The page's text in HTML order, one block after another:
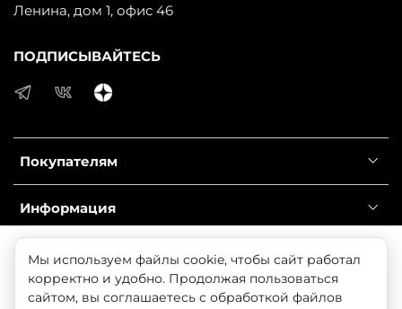
Покупателям
Информация
Справочник
Ленина, дом 1, офис 46
ПОДПИСЫВАЙТЕСЬ
© 2025 Любое использование контента без письменного
Продолжая использовать наш сайт, вы даете согласие
на обработку файлов cookie, которые обеспечивают
правильную работу сайта и соглашаетесь с нашей
Мы используем файлы cookie, чтобы сайт работал
корректно и удобно. Продолжая пользоваться
сайтом, вы соглашаетесь с обработкой файлов